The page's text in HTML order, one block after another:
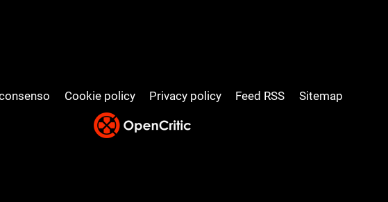
Cookie policy Privacy policy Feed RSS Sitemap